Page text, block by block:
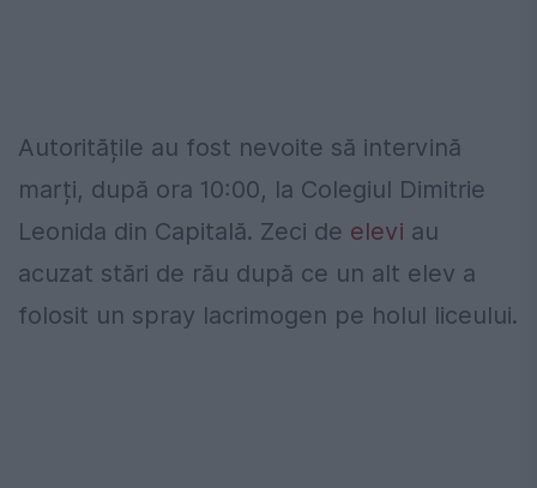
Autoritățile au fost nevoite să intervină
marți, după ora 10:00, la Colegiul Dimitrie
Leonida din Capitală. Zeci de elevi au
acuzat stări de rău după ce un alt elev a
folosit un spray lacrimogen pe holul liceului.